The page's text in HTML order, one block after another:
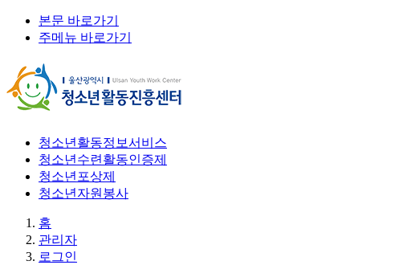
본문 바로가기
주메뉴 바로가기
청소년활동정보서비스
청소년수련활동인증제
청소년포상제
청소년자원봉사
홈
관리자
로그인